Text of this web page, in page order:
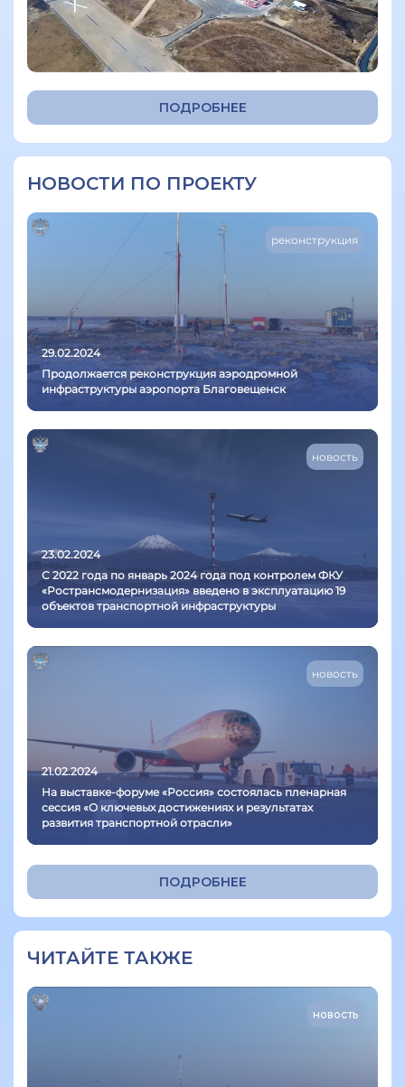
ПОДРОБНЕЕ
НОВОСТИ ПО ПРОЕКТУ
реконструкция
29.02.2024
Продолжается реконструкция аэродромной
инфраструктуры аэропорта Благовещенск
новость
23.02.2024
С 2022 года по январь 2024 года под контролем ФКУ
«Ространсмодернизация» введено в эксплуатацию 19
объектов транспортной инфраструктуры
новость
21.02.2024
На выставке-форуме «Россия» состоялась пленарная
сессия «О ключевых достижениях и результатах
развития транспортной отрасли»
ПОДРОБНЕЕ
ЧИТАЙТЕ ТАКЖЕ
новость